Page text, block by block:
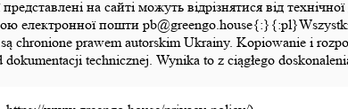
на сайті можуть відрізнятися від
електронної пошти
chronione prawem autorskim Ukrainy. Kopiowanie i
technicznej. Wynika to z ciągłego